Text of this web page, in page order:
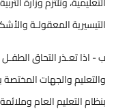
التيسيرية المعقولـة
ب - اذا تعـذر التحاق الطفـل
والتعليم والجهات
بنظام التعليم العام